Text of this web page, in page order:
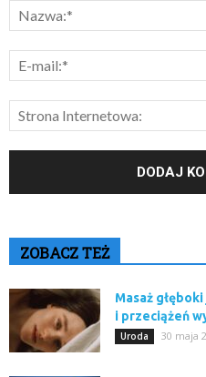
ZOBACZ TEŻ
Masaż
i przeciążeń
Uroda 30 maja